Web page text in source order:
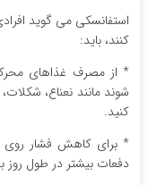
استفانسکی می گوید
کنند، باید:
* از مصرف غذاهای
شوند مانند نعناع،
کنید.
* برای کاهش فشار روی
دفعات بیشتر در طول روز